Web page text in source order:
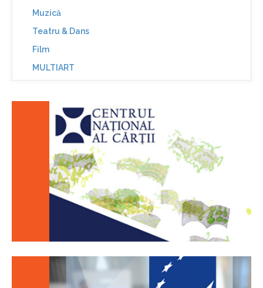
Muzică
Teatru & Dans
Film
MULTIART